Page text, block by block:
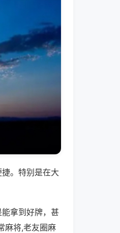
。特别是在大
拿到好牌，甚
麻将,老友圈麻